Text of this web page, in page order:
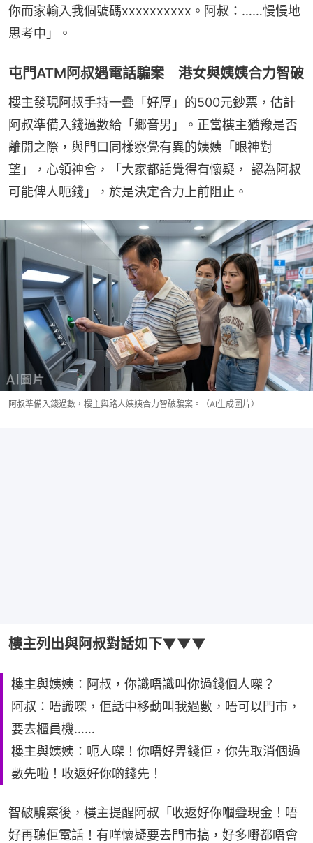
你而家輸入我個號碼xxxxxxxxxx。阿叔：……慢慢地
思考中」。
屯門ATM阿叔遇電話騙案 港女與姨姨合力智破
樓主發現阿叔手持一疊「好厚」的500元鈔票，估計
阿叔準備入錢過數給「鄉音男」。正當樓主猶豫是否
離開之際，與門口同樣察覺有異的姨姨「眼神對
望」，心領神會，「大家都話覺得有懷疑， 認為阿叔
可能俾人呃錢」，於是決定合力上前阻止。
阿叔準備入錢過數，樓主與路人姨姨合力智破騙案。（AI生成圖片）
樓主列出與阿叔對話如下▼▼▼
樓主與姨姨：阿叔，你識唔識叫你過錢個人㗎？
阿叔：唔識㗎，佢話中移動叫我過數，唔可以門市，
要去櫃員機……
樓主與姨姨：呃人㗎！你唔好畀錢佢，你先取消個過
數先啦！收返好你啲錢先！
智破騙案後，樓主提醒阿叔「收返好你嗰疊現金！唔
好再聽佢電話！有咩懷疑要去門市搞，好多嘢都唔會